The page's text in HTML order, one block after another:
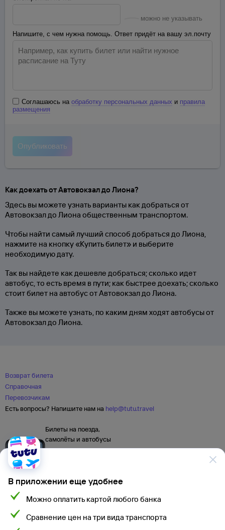
можно не указывать
Напишите, с чем нужна помощь. Ответ придёт на вашу эл.почту
Соглашаюсь на обработку персональных данных и правила
размещения
Как доехать от Автовокзал до Лиона?
Здесь вы можете узнать варианты как добраться от
Автовокзал до Лиона общественным транспортом.
Чтобы найти самый лучший способ добраться до Лиона,
нажмите на кнопку «Купить билет» и выберите
необходимую дату.
Так вы найдете как дешевле добраться; сколько идет
автобус, то есть время в пути; как быстрее доехать; сколько
стоит билет на автобус от Автовокзал до Лиона.
Также вы можете узнать, по каким дням ходят автобусы от
Автовокзал до Лиона.
В приложении еще удобнее
Можно оплатить картой любого банка
Сравнение цен на три вида транспорта
Возврат билета
Справочная
Перевозчикам
Есть вопросы? Напишите нам на help@tutu.travel
Билеты на поезда,
самолёты и автобусы